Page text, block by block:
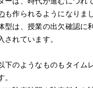
も作られるようになりま
型は、授業の出欠確認に
されています。
下のようなものもタイム
。